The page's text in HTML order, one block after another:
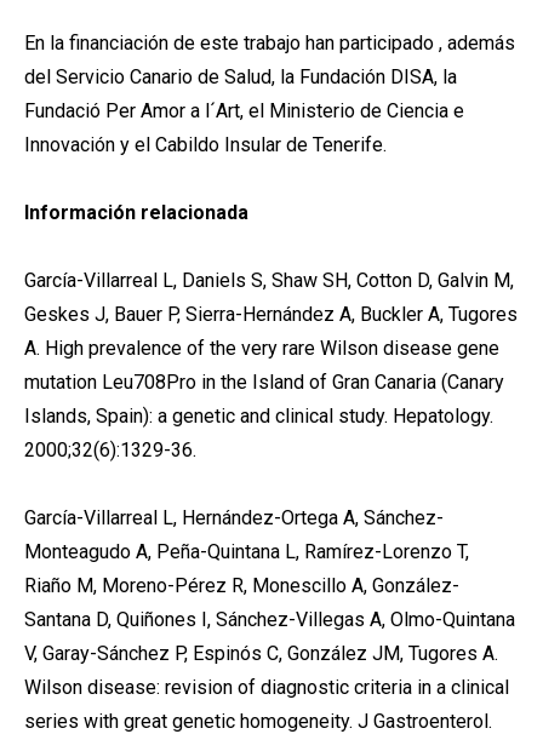
En la financiación de este trabajo han participado , además
del Servicio Canario de Salud, la Fundación DISA, la
Fundació Per Amor a l´Art, el Ministerio de Ciencia e
Innovación y el Cabildo Insular de Tenerife.
Información relacionada
García-Villarreal L, Daniels S, Shaw SH, Cotton D, Galvin M,
Geskes J, Bauer P, Sierra-Hernández A, Buckler A, Tugores
A. High prevalence of the very rare Wilson disease gene
mutation Leu708Pro in the Island of Gran Canaria (Canary
Islands, Spain): a genetic and clinical study. Hepatology.
2000;32(6):1329-36.
García-Villarreal L, Hernández-Ortega A, Sánchez-
Monteagudo A, Peña-Quintana L, Ramírez-Lorenzo T,
Riaño M, Moreno-Pérez R, Monescillo A, González-
Santana D, Quiñones I, Sánchez-Villegas A, Olmo-Quintana
V, Garay-Sánchez P, Espinós C, González JM, Tugores A.
Wilson disease: revision of diagnostic criteria in a clinical
series with great genetic homogeneity. J Gastroenterol.